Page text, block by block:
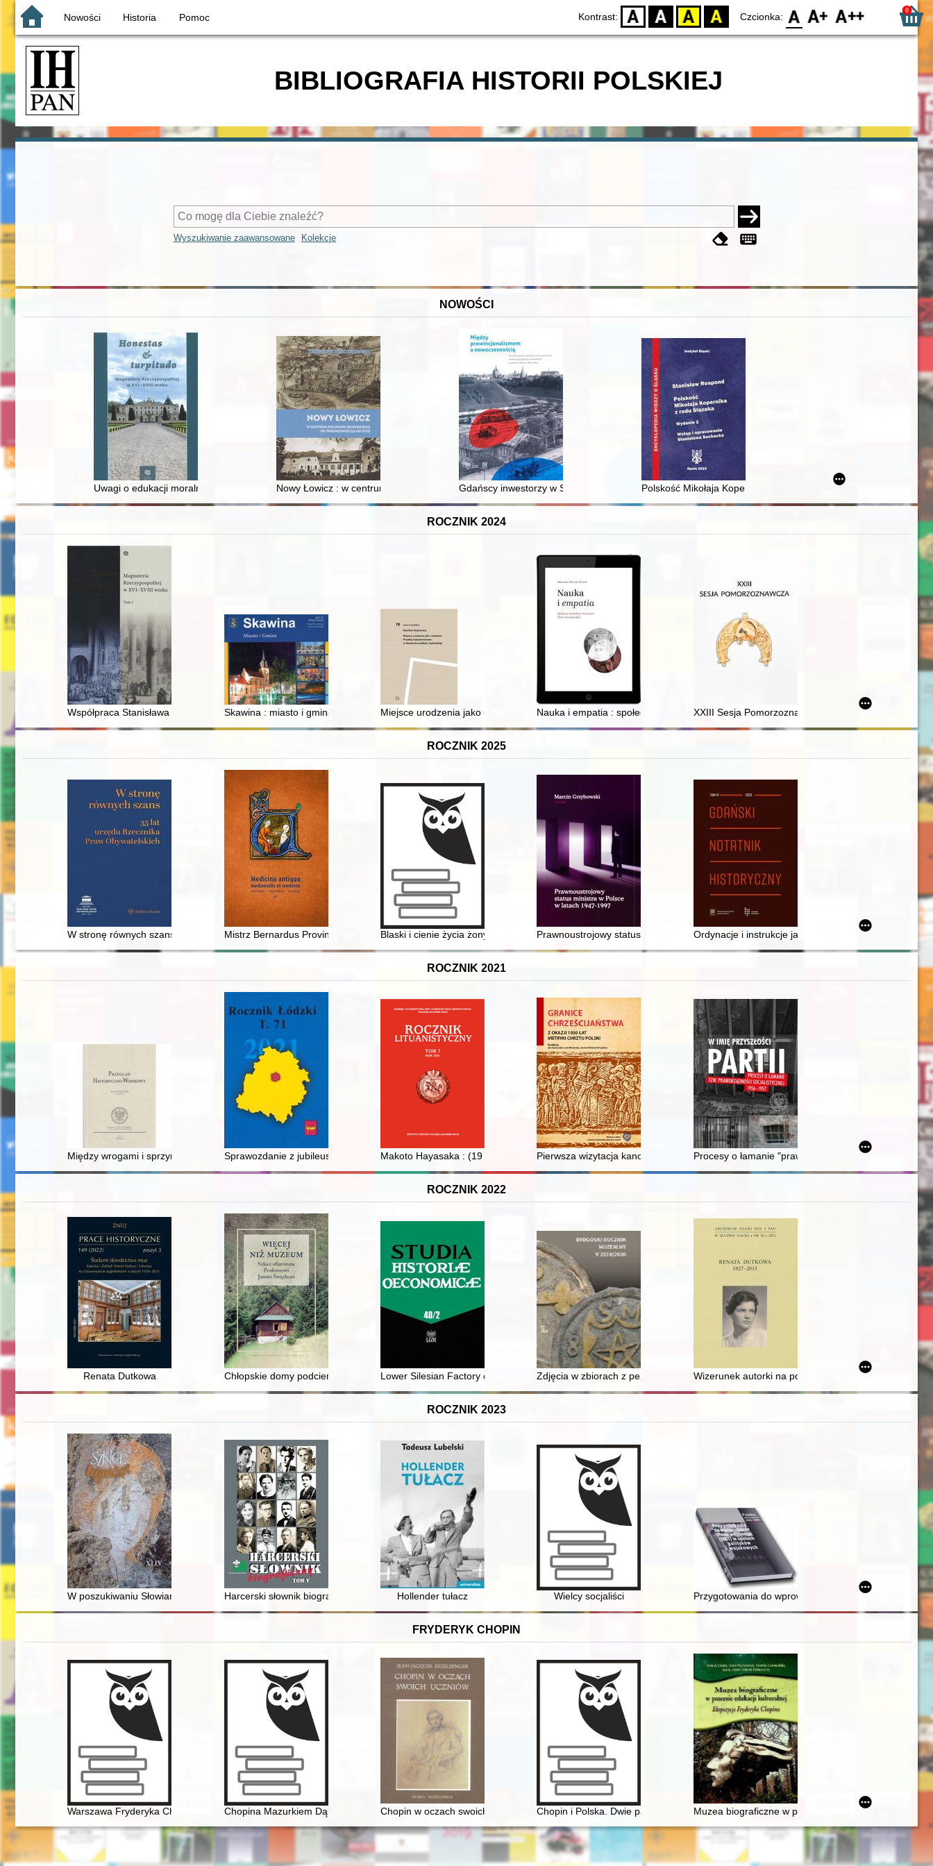
Nowości Historia Pomoc Kontrast: D BW YB BY Czcionka: F0 F1 F2 0
BIBLIOGRAFIA HISTORII POLSKIEJ
Wyszukiwanie zaawansowane Kolekcje
NOWOŚCI
Uwagi o edukacji moralnej synów szlacheckich w XVI-wiecznej Rzeczypospolitej
Nowy Łowicz : w centrum poligonu drawskiego od średniowiecza do dziśGdańscy inwestorzy w Sopocie : prestiż finansowy i towarzyski lokalnego mieszczaństwa w 2. poł. XIX w
Polskość Mikołaja Kopernika z rodu Ślązaka
ROCZNIK 2024
Współpraca Stanisława Augusta z wielkopolskimi elitami politycznymi w dobie kampanii przedsejmowej 1776 r
Skawina : miasto i gmina : 660 lat lokacji miasta = the 660th anniverary of the town privileges
Miejsce urodzenia jako uwikłanie : projekty tożsamościowe w literaturze polskiej i żydowskiej
Nauka i empatia : społeczne konteksty twórczości Marii Konopnickiej
XXIII Sesja Pomorzoznawcza : od epoki kamienia do
ROCZNIK 2025
W stronę równych szans : 35 lat urzędu Rzecznika Praw ObywatelskichMistrz Bernardus Provincialis o afrodyzjakach, sposobach na niepłodność i środkach stosowanych podczas porodu w traktacie pod tytułem "Commentarium
Blaski i cienie życia żony uczonego..." : o emancypacji, naukowej karierze i małżeństwie Hanny Hirszfeldowej = "The pros
Prawnoustrojowy status ministra w Polsce w latach 1947-1997Ordynacje i instrukcje jako źródło do dziejów prawa
ROCZNIK 2021
Między wrogami i sprzymierzeńcami : opowieść poleskiego Żyda o latach 1939-1944
Sprawozdanie z jubileuszu 80-lecia urodzin Profesora Wiesława Pusia, Łódź, 25 czerwca 2021 r
Makoto Hayasaka : (19 XI 1948-17 XII 2020)Pierwsza wizytacja kanoniczna biskupa Jana Cieplaka na Syberii
Procesy o łamanie "praworządności socjalistycznej"
ROCZNIK 2022
Renata Dutkowa Chłopskie domy podcieniowe na obszarze Polski środkowejLower Silesian Factory of Nicotine PreparationsZdjęcia w zbiorach z perspektywy fotografa : o inicjatywie powołania Bydgoskiego
Wizerunek autorki na podstawie jej pracy "Komisja
ROCZNIK 2023
W poszukiwaniu Słowian na ziemiach polskich - kultura wielbarska
Harcerski słownik biograficzny. T. 5 Hollender tułacz Wielcy socjaliści Przygotowania do wprowadzenia stanu wojennego
FRYDERYK CHOPIN
Warszawa Fryderyka Chopina Chopina Mazurkiem Dąbrowskiego urzeczenieChopin w oczach swoich uczniów Chopin i Polska. Dwie pasje życia Gastona Belotti [1920-1985]Muzea biograficzne w procesie edukacji kulturalnej.